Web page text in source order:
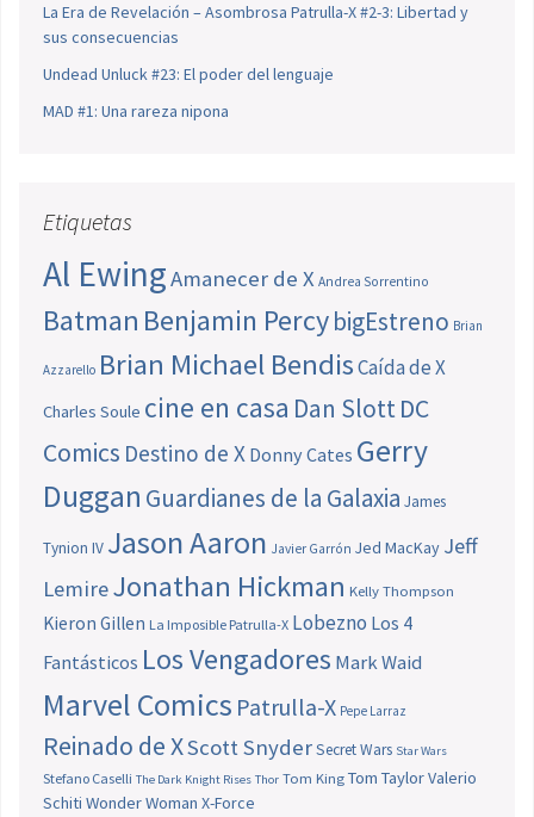
La Era de Revelación – Asombrosa Patrulla-X #2-3: Libertad y
sus consecuencias
Undead Unluck #23: El poder del lenguaje
MAD #1: Una rareza nipona
Etiquetas
Al EwingAmanecer de X Andrea Sorrentino
Batman Benjamin PercybigEstreno Brian
Azzarello Brian Michael BendisCaída de X
Charles Soule cine en casa Dan SlottDC
Comics Destino de X Donny Cates Gerry
Duggan Guardianes de la Galaxia James
Tynion IV Jason Aaron Javier Garrón Jed MacKay Jeff
LemireJonathan Hickman Kelly Thompson
Kieron Gillen La Imposible Patrulla-X Lobezno Los 4
Fantásticos Los Vengadores Mark Waid
Marvel Comics Patrulla-X Pepe Larraz
Reinado de XScott SnyderSecret Wars Star Wars
Stefano Caselli The Dark Knight Rises Thor Tom King Tom TaylorValerio
Schiti Wonder Woman X-Force